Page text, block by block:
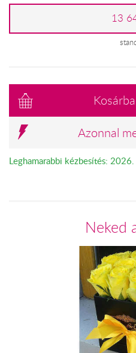
13
Azonnal
Leghamarabbi kézbesítés: 2026.
Neked